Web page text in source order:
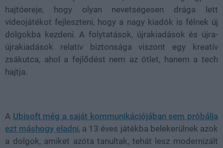
hajtóereje, hogy olyan nevetségesen drága lett
videojátékot fejleszteni, hogy a nagy kiadók is félnek új
dolgokba kezdeni. A folytatások, újrakiadások és újra-
újrakiadások relatív biztonsága viszont egy kreatív
zsákutca, ahol a fejlődést nem az ötlet, hanem a tech
hajtja.
A Ubisoft még a saját kommunikációjában sem próbálja
ezt máshogy eladni, a 13 éves játékba belekerülnek azok
a dolgok, amiket azóta tanultak, tehát lesz modernizált